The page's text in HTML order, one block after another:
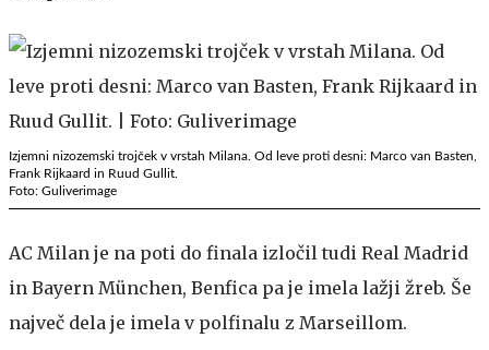
Izjemni nizozemski trojček v vrstah Milana. Od leve proti desni: Marco van Basten,
Frank Rijkaard in Ruud Gullit.
Foto: Guliverimage
AC Milan je na poti do finala izločil tudi Real Madrid
in Bayern München, Benfica pa je imela lažji žreb. Še
največ dela je imela v polfinalu z Marseillom.